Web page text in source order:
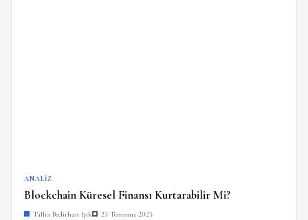
ANALIZ
Blockchain Küresel Finansı Kurtarabilir Mi?
Talha Bedirhan Işık 23 Temmuz 2025